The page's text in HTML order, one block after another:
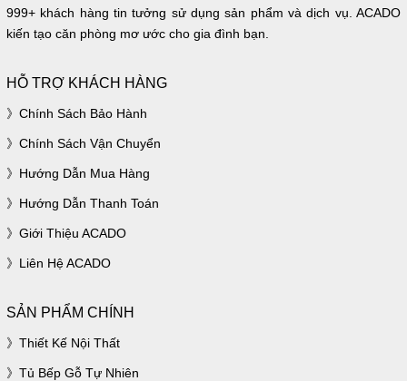
999+ khách hàng tin tưởng sử dụng sản phẩm và dịch vụ. ACADO
kiến tạo căn phòng mơ ước cho gia đình bạn.
HỖ TRỢ KHÁCH HÀNG
Chính Sách Bảo Hành
Chính Sách Vận Chuyển
Hướng Dẫn Mua Hàng
Hướng Dẫn Thanh Toán
Giới Thiệu ACADO
Liên Hệ ACADO
SẢN PHẨM CHÍNH
Thiết Kế Nội Thất
Tủ Bếp Gỗ Tự Nhiên